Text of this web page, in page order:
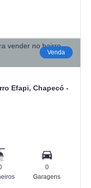
Venda
Efapi, Chapecó -
0
Garagens